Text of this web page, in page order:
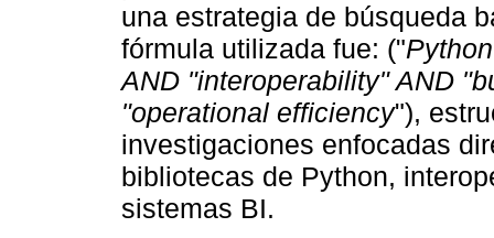
una estrategia de búsqueda
fórmula utilizada fue: ("
AND "interoperability" AND
"operational efficiency"),
investigaciones enfocadas
bibliotecas de Python,
sistemas BI.